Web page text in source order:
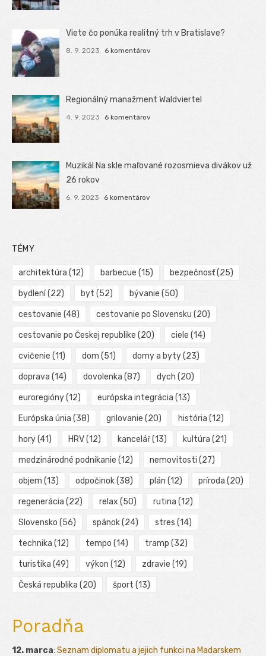
Viete čo ponúka realitný trh v Bratislave?
8. 9. 2023 6 komentárov
Regionálný manažment Waldviertel
4. 9. 2023 6 komentárov
Muzikál Na skle maľované rozosmieva divákov už
26 rokov
6. 9. 2023 6 komentárov
TÉMY
architektúra (12) barbecue (15) bezpečnosť(25)
bydlení(22) byt (52) bývanie (50)
cestovanie (48) cestovanie po Slovensku (20)
cestovanie po Českej republike (20) ciele (14)
cvičenie (11) dom (51) domy a byty(23)
doprava (14) dovolenka (87) dych (20)
euroregióny(12) európska integrácia (13)
Európska únia (38) grilovanie (20) história (12)
hory(41) HRV(12) kancelář(13) kultúra (21)
medzinárodné podnikanie (12) nemovitosti (27)
objem (13) odpočinok(38) plán (12) príroda (20)
regenerácia (22) relax (50) rutina (12)
Slovensko (56) spánok(24) stres (14)
technika (12) tempo (14) tramp (32)
turistika (49) výkon (12) zdravie (19)
Česká republika (20) šport (13)
Poradňa
12. marca: Seznam diplomatu a jejich funkci na Madarskem